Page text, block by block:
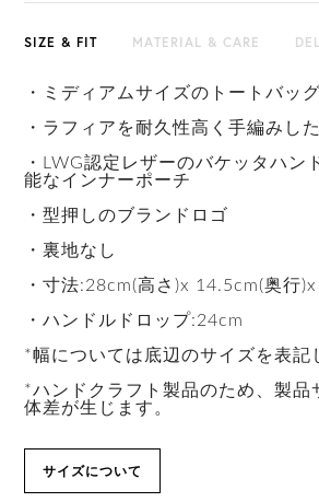
SIZE & FIT MATERIAL & CARE
・ミディアムサイズのトートバッグ
・ラフィアを耐久性高く手編みし
・LWG認定レザーのバケッタハン
能なインナーポーチ
・型押しのブランドロゴ
・裏地なし
・寸法:28cm(高さ)x 14.5cm(奥行
・ハンドルドロップ:24cm
*幅については底辺のサイズを表記
*ハンドクラフト製品のため、製品
体差が生じます。
サイズについて